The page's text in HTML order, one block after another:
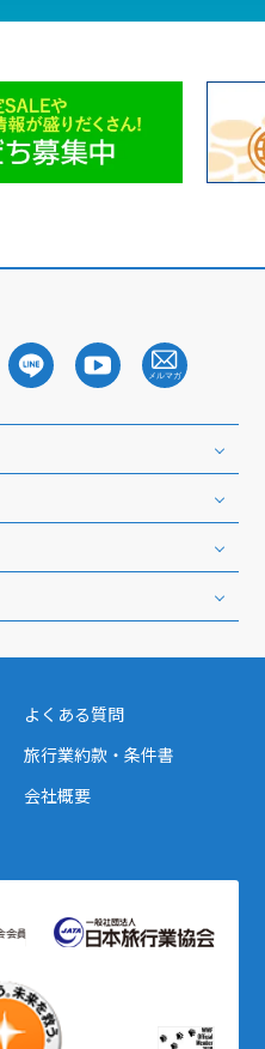
よくある質問
旅行業約款・条件書
会社概要